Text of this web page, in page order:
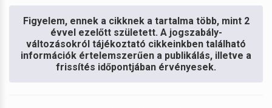
Figyelem, ennek a cikknek a tartalma több, mint 2
évvel ezelőtt született. A jogszabály-
változásokról tájékoztató cikkeinkben található
információk értelemszerűen a publikálás, illetve a
frissítés időpontjában érvényesek.